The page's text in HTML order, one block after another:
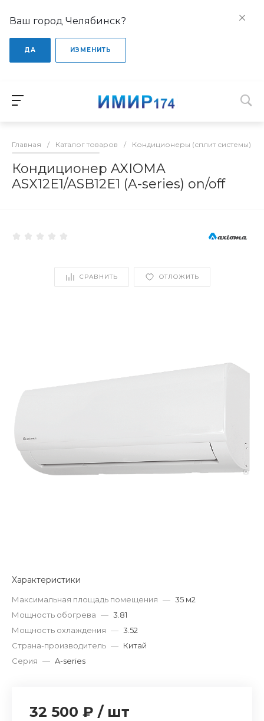
Ваш город Челябинск?
ДА ИЗМЕНИТЬ
Главная / Каталог товаров / Кондиционеры (сплит системы)
Кондиционер AXIOMA
ASX12E1/ASB12E1 (A-series) on/off
СРАВНИТЬ ОТЛОЖИТЬ
Характеристики
Максимальная площадь помещения — 35 м2
Мощность обогрева — 3.81
Мощность охлаждения — 3.52
Страна-производитель — Китай
Серия — A-series
32 500 ₽ / шт